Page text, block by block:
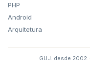
PHP
Android
Arquitetura
GUJ: desde 2002.